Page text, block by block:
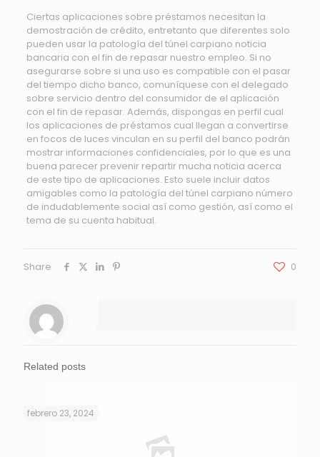
Ciertas aplicaciones sobre préstamos necesitan la
demostración de crédito, entretanto que diferentes solo
pueden usar la patologí­a del túnel carpiano noticia
bancaria con el fin de repasar nuestro empleo. Si no
asegurarse sobre si una uso es compatible con el pasar
del tiempo dicho banco, comuníquese con el delegado
sobre servicio dentro del consumidor de el aplicación
con el fin de repasar. Además, dispongas en perfil cual
los aplicaciones de préstamos cual llegan a convertirse
en focos de luces vinculan en su perfil del banco podrán
mostrar informaciones confidenciales, por lo que es una
buena parecer prevenir repartir mucha noticia acerca
de este tipo de aplicaciones. Esto suele incluir datos
amigables como la patologí­a del túnel carpiano número
de indudablemente social así­ como gestión, así como el
tema de su cuenta habitual.
Share 0
Related posts
febrero 23, 2024